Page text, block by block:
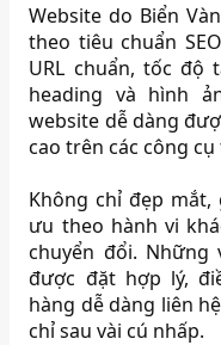
Website do Biển
theo tiêu chuẩn
URL chuẩn, tốc
heading và hình
website dễ dàng
cao trên các công
Không chỉ đẹp
ưu theo hành vi
chuyển đổi. Những
được đặt hợp lý,
hàng dễ dàng liên
chỉ sau vài cú nhấp.